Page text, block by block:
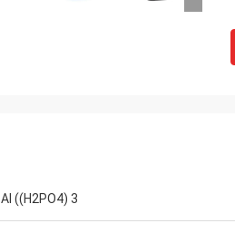
Al ((H2PO4) 3